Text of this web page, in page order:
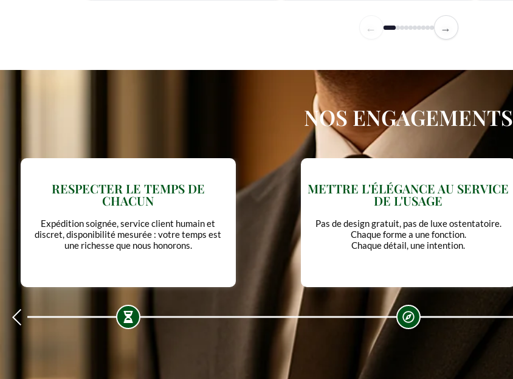
← →
NOS ENGAGEMENTS
METTRE L'ÉLÉGANCE AU SERVICE
DE L'USAGE
Pas de design gratuit, pas de luxe ostentatoire.
Chaque forme a une fonction.
Chaque détail, une intention.
NE JAMAIS SURPROMETTRE
vous gardez tout est à la hauteur.
Rien de plus, rien de moins.